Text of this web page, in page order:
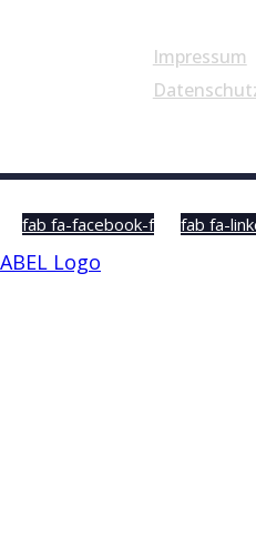
Impressum
fab fa-facebook-f fab fa-